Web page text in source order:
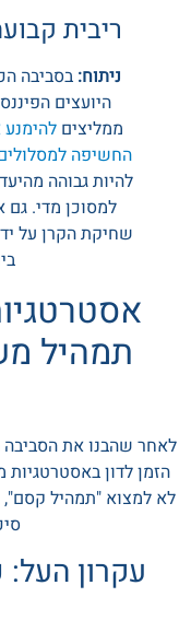
ריבית
ניתוח:
היועצים
ממליצים
החשיפה
להיות גבוהה
למסוכן מדי.
שחיקת הקרן על
תמהיל
לאחר שהבנו את הסביבה
הזמן לדון
לא למצוא "תמהיל
עקרון העל: